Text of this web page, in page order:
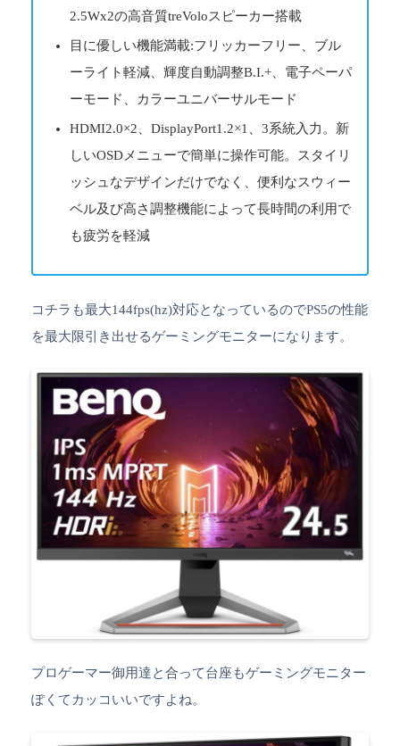
2.5Wx2の高音質treVoloスピーカー搭載
目に優しい機能満載:フリッカーフリー、ブル
ーライト軽減、輝度自動調整B.I.+、電子ペーパ
ーモード、カラーユニバーサルモード
HDMI2.0×2、DisplayPort1.2×1、3系統入力。新
しいOSDメニューで簡単に操作可能。スタイリ
ッシュなデザインだけでなく、便利なスウィー
ベル及び高さ調整機能によって長時間の利用で
も疲労を軽減
コチラも最大144fps(hz)対応となっているのでPS5の性能
を最大限引き出せるゲーミングモニターになります。
プロゲーマー御用達と合って台座もゲーミングモニター
ぽくてカッコいいですよね。